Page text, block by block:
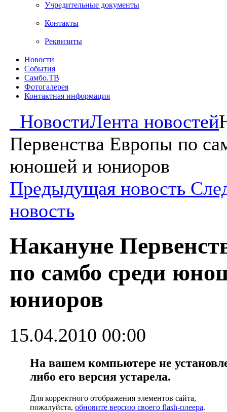
Учредительные документы
Контакты
Реквизиты
Новости
События
Самбо.ТВ
Фотогалерея
Контактная информация
НовостиЛента новостей
Первенства Европы по
юношей и юниоров
Предыдущая новость
новость
Накануне
по самбо среди
юниоров
15.04.2010 00:00
На вашем компьютере не
либо его версия устарела.
Для корректного отображения элементов сайта,
пожалуйста, обновите версию своего flash-плеера.